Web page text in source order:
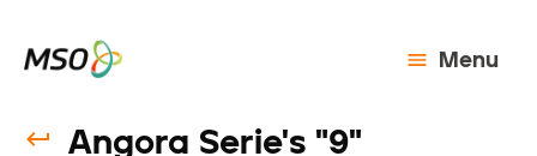
Menu
Angora Serie's "9"